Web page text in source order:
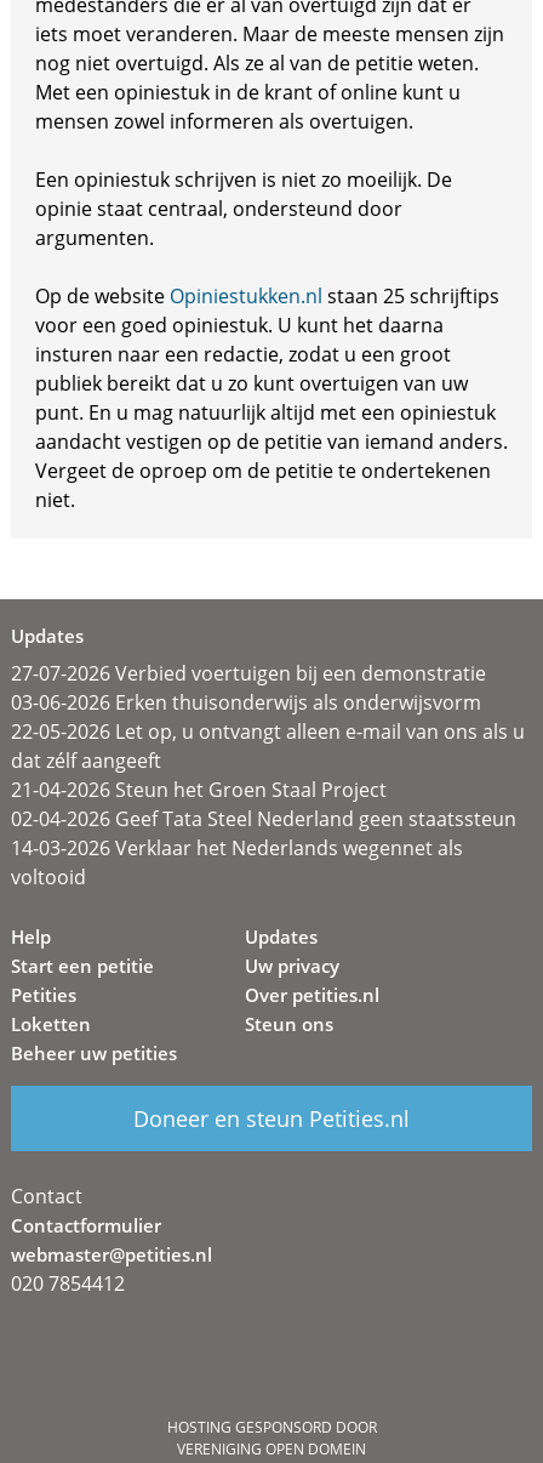
iets moet veranderen. Maar de meeste mensen zijn
nog niet overtuigd. Als ze al van de petitie weten.
Met een opiniestuk in de krant of online kunt u
mensen zowel informeren als overtuigen.
Een opiniestuk schrijven is niet zo moeilijk. De
opinie staat centraal, ondersteund door
argumenten.
Op de website Opiniestukken.nl staan 25 schrijftips
voor een goed opiniestuk. U kunt het daarna
insturen naar een redactie, zodat u een groot
publiek bereikt dat u zo kunt overtuigen van uw
punt. En u mag natuurlijk altijd met een opiniestuk
aandacht vestigen op de petitie van iemand anders.
Vergeet de oproep om de petitie te ondertekenen
niet.
Updates
27-07-2026 Verbied voertuigen bij een demonstratie
03-06-2026 Erken thuisonderwijs als onderwijsvorm
22-05-2026 Let op, u ontvangt alleen e-mail van ons als u
dat zélf aangeeft
21-04-2026 Steun het Groen Staal Project
02-04-2026 Geef Tata Steel Nederland geen staatssteun
14-03-2026 Verklaar het Nederlands wegennet als
voltooid
Help
Start een petitie
Petities
Loketten
Beheer uw petities
Updates
Uw privacy
Over petities.nl
Steun ons
Doneer en steun Petities.nl
Contact
Contactformulier
webmaster@petities.nl
020 7854412
HOSTING GESPONSORD DOOR
VERENIGING OPEN DOMEIN